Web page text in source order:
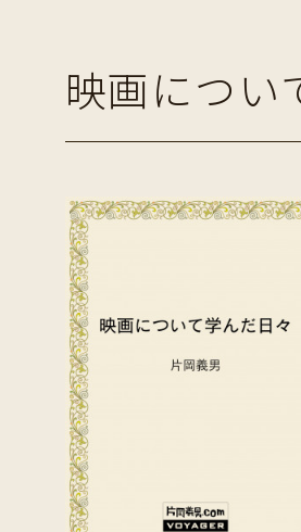
映画につい